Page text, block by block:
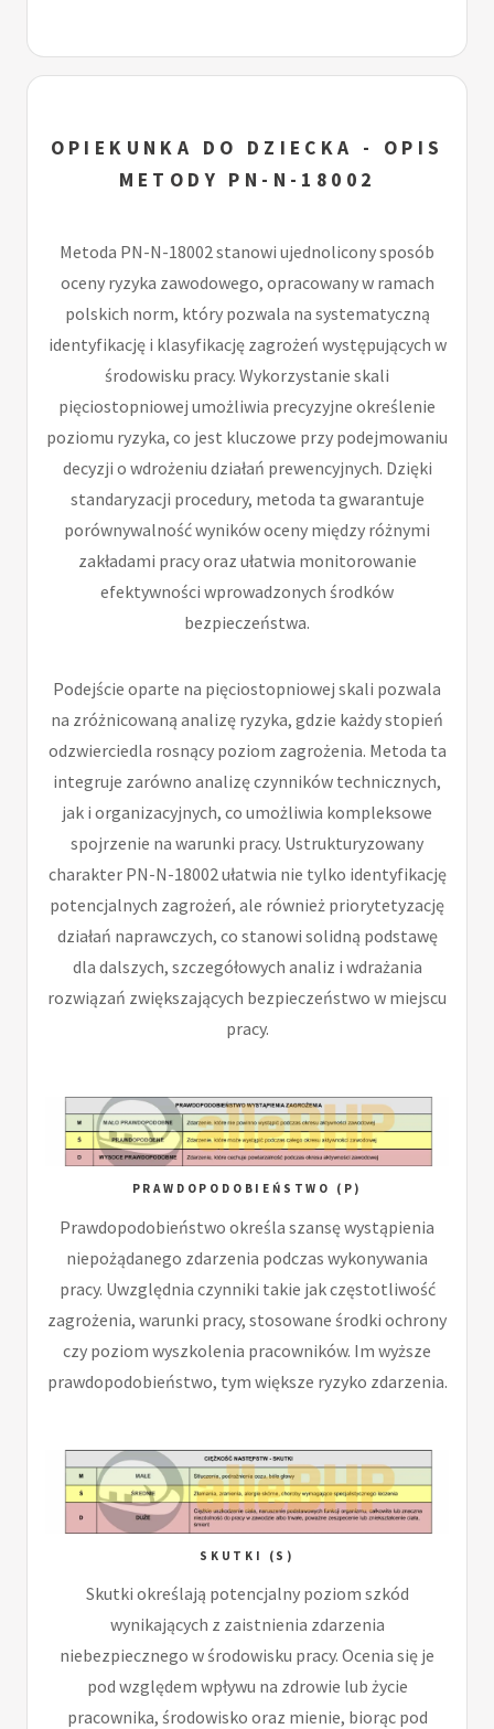
OPIEKUNKA DO DZIECKA - OPIS
METODY PN-N-18002
Metoda PN-N-18002 stanowi ujednolicony sposób
oceny ryzyka zawodowego, opracowany w ramach
polskich norm, który pozwala na systematyczną
identyfikację i klasyfikację zagrożeń występujących w
środowisku pracy. Wykorzystanie skali
pięciostopniowej umożliwia precyzyjne określenie
poziomu ryzyka, co jest kluczowe przy podejmowaniu
decyzji o wdrożeniu działań prewencyjnych. Dzięki
standaryzacji procedury, metoda ta gwarantuje
porównywalność wyników oceny między różnymi
zakładami pracy oraz ułatwia monitorowanie
efektywności wprowadzonych środków
bezpieczeństwa.
Podejście oparte na pięciostopniowej skali pozwala
na zróżnicowaną analizę ryzyka, gdzie każdy stopień
odzwierciedla rosnący poziom zagrożenia. Metoda ta
integruje zarówno analizę czynników technicznych,
jak i organizacyjnych, co umożliwia kompleksowe
spojrzenie na warunki pracy. Ustrukturyzowany
charakter PN-N-18002 ułatwia nie tylko identyfikację
potencjalnych zagrożeń, ale również priorytetyzację
działań naprawczych, co stanowi solidną podstawę
dla dalszych, szczegółowych analiz i wdrażania
rozwiązań zwiększających bezpieczeństwo w miejscu
pracy.
PRAWDOPODOBIEŃSTWO (P)
Prawdopodobieństwo określa szansę wystąpienia
niepożądanego zdarzenia podczas wykonywania
pracy. Uwzględnia czynniki takie jak częstotliwość
zagrożenia, warunki pracy, stosowane środki ochrony
czy poziom wyszkolenia pracowników. Im wyższe
prawdopodobieństwo, tym większe ryzyko zdarzenia.
SKUTKI (S)
Skutki określają potencjalny poziom szkód
wynikających z zaistnienia zdarzenia
niebezpiecznego w środowisku pracy. Ocenia się je
pod względem wpływu na zdrowie lub życie
pracownika, środowisko oraz mienie, biorąc pod